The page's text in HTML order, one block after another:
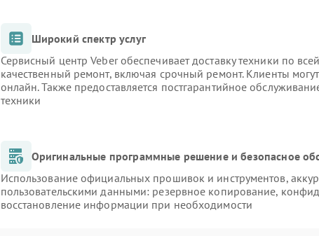
Широкий спектр услуг
Сервисный центр Veber обеспечивает доставку техники по
качественный ремонт, включая срочный ремонт. Клиенты могут
онлайн. Также предоставляется постгарантийное
техники
Оригинальные программные решение и безопасное
Использование официальных прошивок и инструментов,
пользовательскими данными: резервное копирование,
восстановление информации при необходимости